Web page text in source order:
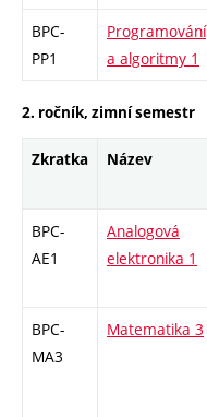
BPC-
PP1
Programování
a algoritmy 1
2. ročník, zimní semestr
Zkratka Název
BPC-
AE1
Analogová
elektronika 1
BPC-
MA3
Matematika 3